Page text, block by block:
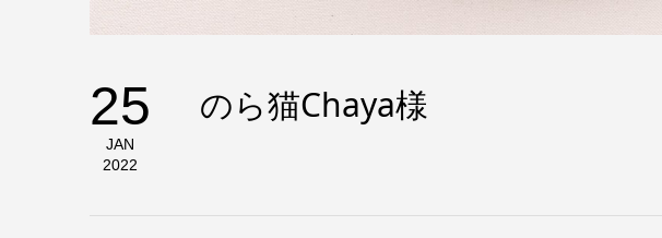
25
JAN
2022
のら猫Chaya様